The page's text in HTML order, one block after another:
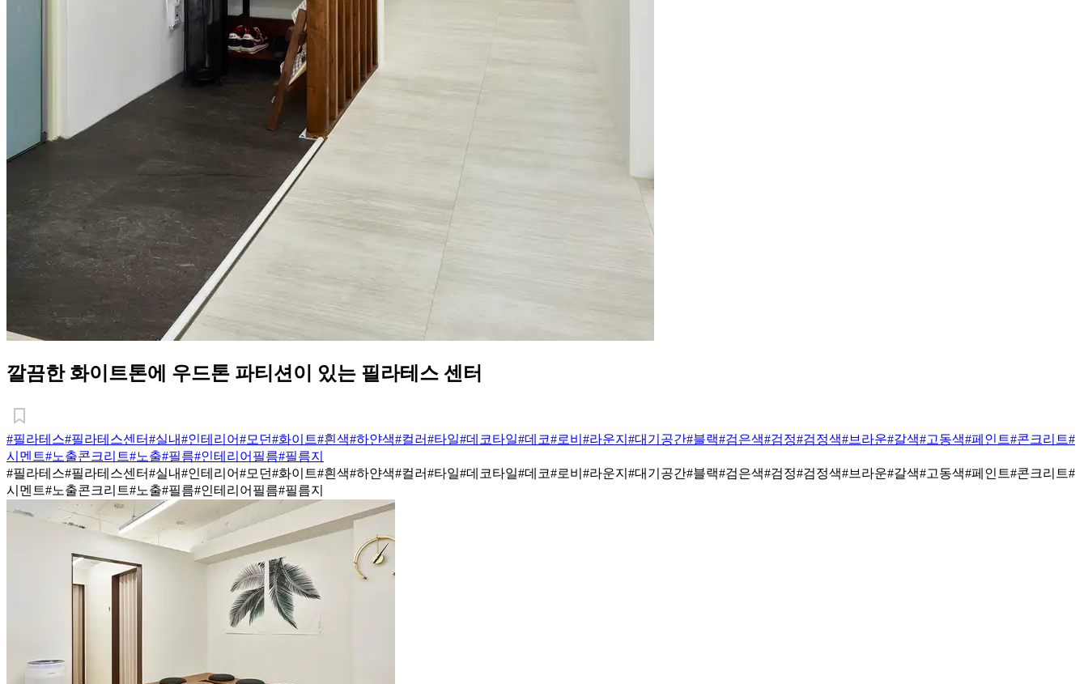
깔끔한 화이트톤에 우드톤 파티션이 있는 필라테스 센터
#필라테스#필라테스센터#실내#인테리어#모던#화이트#흰색#하얀색#컬러#타일#데코타일#데코#로비 #라운지 #대기공간#블랙#검은색#검정#검정색#브라운#갈색#고동색#페인트#콘크리트#
시멘트#노출콘크리트#노출#필름#인테리어필름#필름지
#필라테스#필라테스센터#실내#인테리어#모던#화이트#흰색#하얀색#컬러#타일#데코타일#데코#로비 #라운지 #대기공간#블랙#검은색#검정#검정색#브라운#갈색#고동색#페인트#콘크리트#
시멘트#노출콘크리트#노출#필름#인테리어필름#필름지